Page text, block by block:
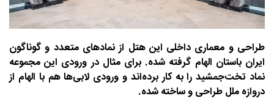
طراحی و معماری داخلی این هتل از نمادهای متعدد و گوناگون
ایران باستان الهام گرفته شده. برای مثال در ورودی این مجموعه
نماد تخت‌جمشید را به کار برده‌اند و ورودی لابی‌ها هم با الهام از
دروازه ملل طراحی و ساخته شده.